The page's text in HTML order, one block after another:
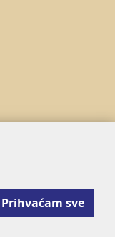
Prihvaćam sve